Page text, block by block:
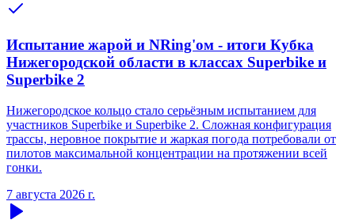
Испытание жарой и NRing'ом - итоги Кубка
Нижегородской области в классах Superbike и
Superbike 2
Нижегородское кольцо стало серьёзным испытанием для
участников Superbike и Superbike 2. Сложная конфигурация
трассы, неровное покрытие и жаркая погода потребовали от
пилотов максимальной концентрации на протяжении всей
гонки.
7 августа 2026 г.